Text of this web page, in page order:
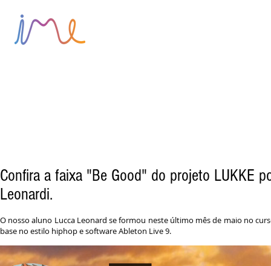
Confira a faixa "Be Good" do projeto LUKKE
Leonardi.
O nosso aluno Lucca Leonard se formou neste último mês de maio no
base no estilo hiphop e software Ableton Live 9.